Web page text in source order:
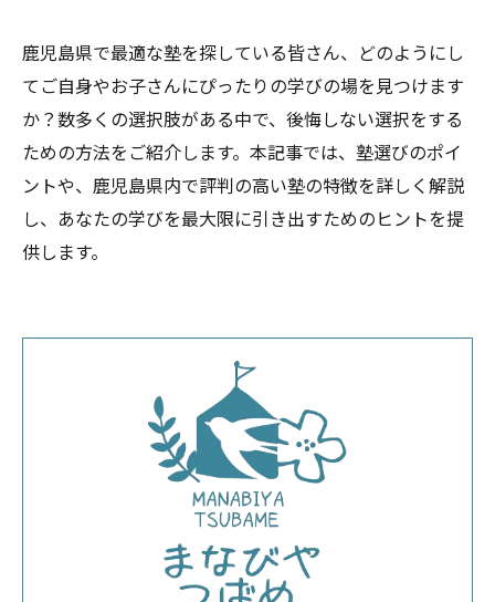
鹿児島県で最適な塾を探している皆さん、どのようにし
てご自身やお子さんにぴったりの学びの場を見つけます
か？数多くの選択肢がある中で、後悔しない選択をする
ための方法をご紹介します。本記事では、塾選びのポイ
ントや、鹿児島県内で評判の高い塾の特徴を詳しく解説
し、あなたの学びを最大限に引き出すためのヒントを提
供します。